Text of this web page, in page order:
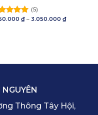
xếp
(5)
₫ – 3.050.000 ₫Khoảng
giá:
Thông Tây Hội,